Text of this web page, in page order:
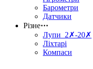
Барометри
Датчики
Різне⋯
Лупи 2✗-20✗
Ліхтарі
Компаси